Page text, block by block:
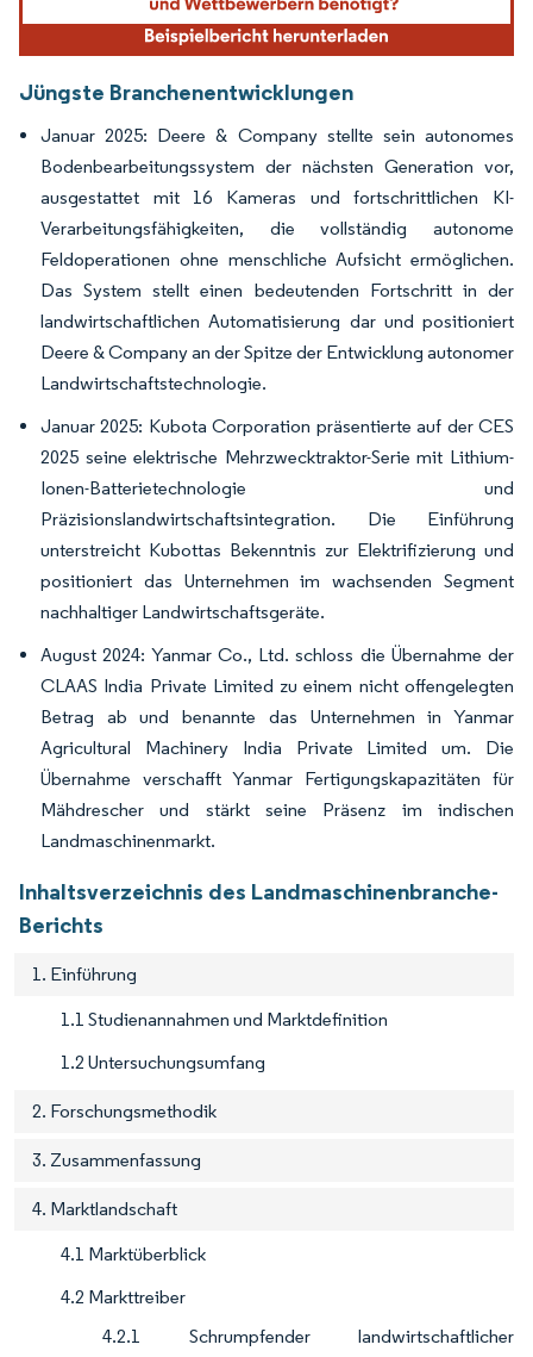
Jüngste Branchenentwicklungen
Januar 2025: Deere & Company stellte sein autonomes
Bodenbearbeitungssystem der nächsten Generation vor,
ausgestattet mit 16 Kameras und fortschrittlichen KI-
Verarbeitungsfähigkeiten, die vollständig autonome
Feldoperationen ohne menschliche Aufsicht ermöglichen.
Das System stellt einen bedeutenden Fortschritt in der
landwirtschaftlichen Automatisierung dar und positioniert
Deere & Company an der Spitze der Entwicklung autonomer
Landwirtschaftstechnologie.
Januar 2025: Kubota Corporation präsentierte auf der CES
2025 seine elektrische Mehrzwecktraktor-Serie mit Lithium-
Ionen-Batterietechnologie und
Präzisionslandwirtschaftsintegration. Die Einführung
unterstreicht Kubottas Bekenntnis zur Elektrifizierung und
positioniert das Unternehmen im wachsenden Segment
nachhaltiger Landwirtschaftsgeräte.
August 2024: Yanmar Co., Ltd. schloss die Übernahme der
CLAAS India Private Limited zu einem nicht offengelegten
Betrag ab und benannte das Unternehmen in Yanmar
Agricultural Machinery India Private Limited um. Die
Übernahme verschafft Yanmar Fertigungskapazitäten für
Mähdrescher und stärkt seine Präsenz im indischen
Landmaschinenmarkt.
Inhaltsverzeichnis des Landmaschinenbranche-
Berichts
1. Einführung
1.1 Studienannahmen und Marktdefinition
1.2 Untersuchungsumfang
2. Forschungsmethodik
3. Zusammenfassung
4. Marktlandschaft
4.1 Marktüberblick
4.2 Markttreiber
4.2.1 Schrumpfender landwirtschaftlicher